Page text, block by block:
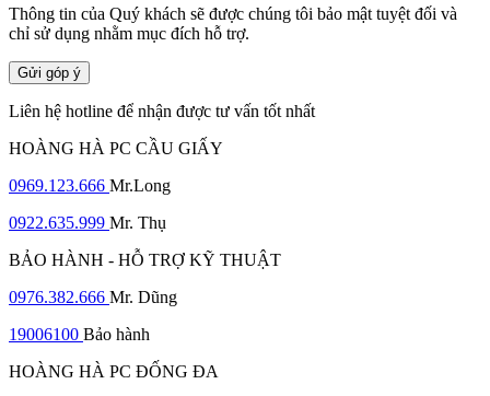
Thông tin của Quý khách sẽ được chúng tôi bảo mật tuyệt đối và
chỉ sử dụng nhằm mục đích hỗ trợ.
Gửi góp ý
Liên hệ hotline để nhận được tư vấn tốt nhất
HOÀNG HÀ PC CẦU GIẤY
0969.123.666 Mr.Long
0922.635.999 Mr. Thụ
BẢO HÀNH - HỖ TRỢ KỸ THUẬT
0976.382.666 Mr. Dũng
19006100 Bảo hành
HOÀNG HÀ PC ĐỐNG ĐA